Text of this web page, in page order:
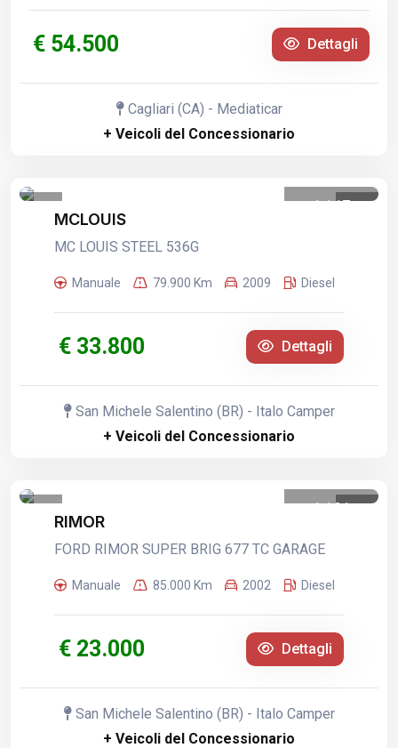
€ 54.500 Dettagli
Cagliari (CA) - Mediaticar
+ Veicoli del Concessionario
1 /17
MCLOUIS
MC LOUIS STEEL 536G
Manuale 79.900 Km 2009 Diesel
€ 33.800 Dettagli
San Michele Salentino (BR) - Italo Camper
+ Veicoli del Concessionario
1 /21
RIMOR
FORD RIMOR SUPER BRIG 677 TC GARAGE
Manuale 85.000 Km 2002 Diesel
€ 23.000 Dettagli
San Michele Salentino (BR) - Italo Camper
+ Veicoli del Concessionario